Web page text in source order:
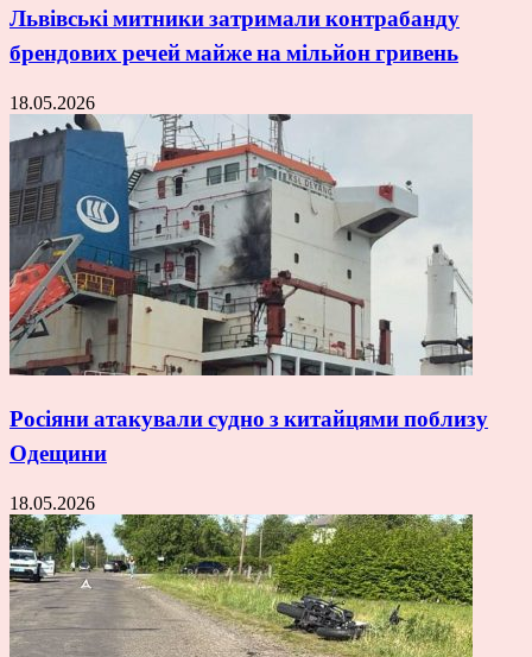
Львівські митники затримали контрабанду
брендових речей майже на мільйон гривень
18.05.2026
Росіяни атакували судно з китайцями поблизу
Одещини
18.05.2026